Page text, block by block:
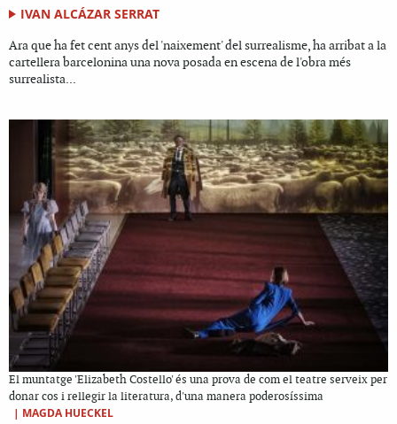
IVAN ALCÁZAR SERRAT
Ara que ha fet cent anys del 'naixement' del surrealisme, ha arribat a la
cartellera barcelonina una nova posada en escena de l'obra més
surrealista...
El muntatge 'Elizabeth Costello' és una prova de com el teatre serveix per
donar cos i rellegir la literatura, d'una manera poderosíssima
| MAGDA HUECKEL